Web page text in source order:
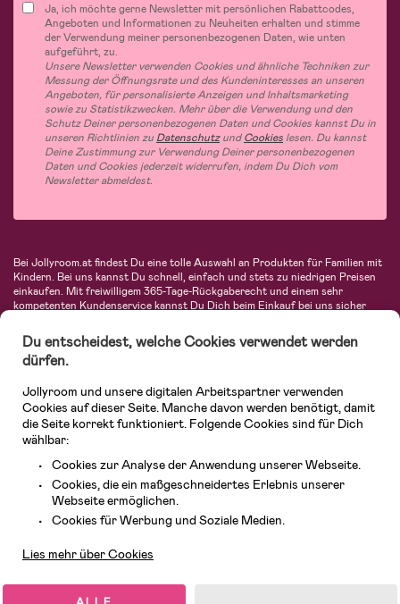
Ja, ich möchte gerne Newsletter mit persönlichen Rabattcodes,
Angeboten und Informationen zu Neuheiten erhalten und stimme
der Verwendung meiner personenbezogenen Daten, wie unten
aufgeführt, zu.
Unsere Newsletter verwenden Cookies und ähnliche Techniken zur
Messung der Öffnungsrate und des Kundeninteresses an unseren
Angeboten, für personalisierte Anzeigen und Inhaltsmarketing
sowie zu Statistikzwecken. Mehr über die Verwendung und den
Schutz Deiner personenbezogenen Daten und Cookies kannst Du in
unseren Richtlinien zu DatenschutzundCookies lesen. Du kannst
Deine Zustimmung zur Verwendung Deiner personenbezogenen
Daten und Cookies jederzeit widerrufen, indem Du Dich vom
Newsletter abmeldest.
Bei Jollyroom.at findest Du eine tolle Auswahl an Produkten für Familien mit
Kindern. Bei uns kannst Du schnell, einfach und stets zu niedrigen Preisen
einkaufen. Mit freiwilligem 365-Tage-Rückgaberecht und einem sehr
kompetenten Kundenservice kannst Du Dich beim Einkauf bei uns sicher
Autositze, Kinder- und Babymode, Produkte für Mütter und eine Menge
fantastischer Einrichtungsgegenstände, Spielsachen, Babyprodukte und
vieles mehr. Wir haben Produkte von bekannten Herstellern wie Britax, Maxi-
Avent, Jack Wolfskin, Cybex, LEGO und vielen mehr. Schau Dich um in
unserem vielfältigen Onlineshop für Kinder & Babys. Willkommen!
© 2026 Jollyroom GmbH. Alle Rechte vorbehalten.
Du entscheidest, welche Cookies verwendet werden
dürfen.
Jollyroom und unsere digitalen Arbeitspartner verwenden
Cookies auf dieser Seite. Manche davon werden benötigt, damit
die Seite korrekt funktioniert. Folgende Cookies sind für Dich
wählbar:
Cookies zur Analyse der Anwendung unserer Webseite.
Cookies, die ein maßgeschneidertes Erlebnis unserer
Webseite ermöglichen.
Cookies für Werbung und Soziale Medien.
Lies mehr über Cookies